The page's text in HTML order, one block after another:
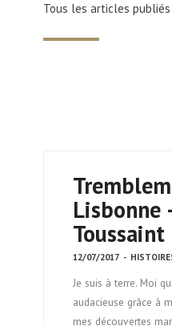
Tous les articles publiés
Lisbonne
Toussaint
12/07/2017 -
Je suis à terre. Moi
audacieuse grâce à
mes découvertes